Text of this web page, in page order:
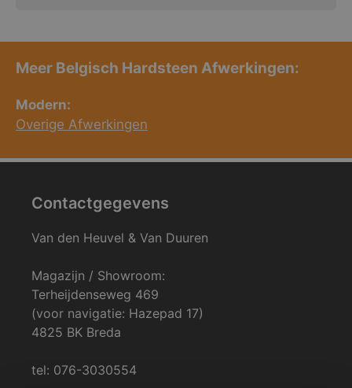
Meer Belgisch Hardsteen Afwerkingen:
Modern:
Overige Afwerkingen
Contactgegevens
Van den Heuvel & Van Duuren
Magazijn / Showroom:
Terheijdenseweg 469
(voor navigatie: Hazepad 17)
4825 BK Breda
tel: 076-3030554